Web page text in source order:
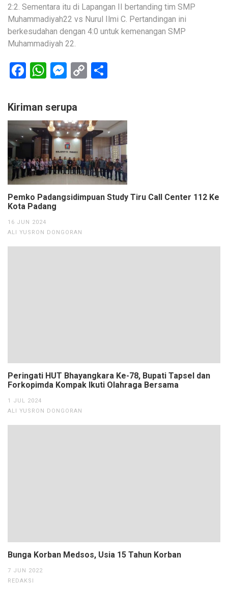
2:2. Sementara itu di Lapangan II bertanding tim SMP
Muhammadiyah22 vs Nurul Ilmi C. Pertandingan ini
berkesudahan dengan 4:0 untuk kemenangan SMP
Muhammadiyah 22.
Facebook
WhatsApp
Messenger
Copy
Kiriman serupa
Pemko Padangsidimpuan Study Tiru Call Center 112 Ke
Kota Padang
16 JUN 2024
ALI YUSRON DONGORAN
Peringati HUT Bhayangkara Ke-78, Bupati Tapsel dan
Forkopimda Kompak Ikuti Olahraga Bersama
1 JUL 2024
ALI YUSRON DONGORAN
Bunga Korban Medsos, Usia 15 Tahun Korban
7 JUN 2022
REDAKSI